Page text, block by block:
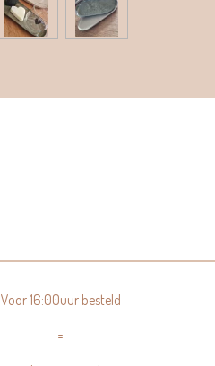
Voor 16:00uur besteld
=